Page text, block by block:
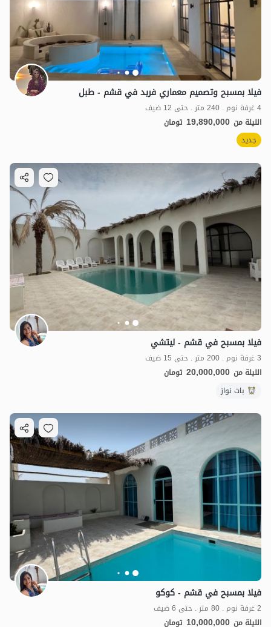
فيلا بمسبح وتصميم معماري فريد في قشم - طبل
4 غرفة نوم . 240 متر . حتى 12 ضيف
الليلة من 19,890,000 تومان
جديد
فيلا بمسبح في قشم - ليتشي
3 غرفة نوم . 200 متر . حتى 15 ضيف
الليلة من 20,000,000 تومان
بات نواز
فيلا بمسبح في قشم - كوكو
2 غرفة نوم . 80 متر . حتى 6 ضيف
الليلة من 10,000,000 تومان